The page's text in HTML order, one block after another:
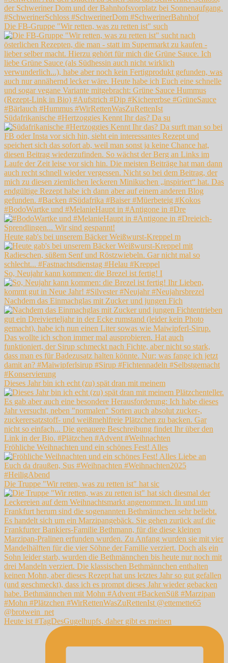
Die FB-Gruppe "Wir retten, was zu retten ist" such
Südafrikanische #Hertzoggies Kennt Ihr das? Da su
#BodoWartke und #MelanieHaupt in #Antigone in #Dre
Heute gab's bei unserem Bäcker Weißwurst-Kreppel m
So, Neujahr kann kommen: die Brezel ist fertig! I
Nachdem das Einmachglas mit Zucker und jungen Fich
Dieses Jahr bin ich echt (zu) spät dran mit meinem
Fröhliche Weihnachten und ein schönes Fest! Alles
Die Truppe "Wir retten, was zu retten ist" hat sic
Heute ist #TagDesGugelhupfs, daher gibt es meinen